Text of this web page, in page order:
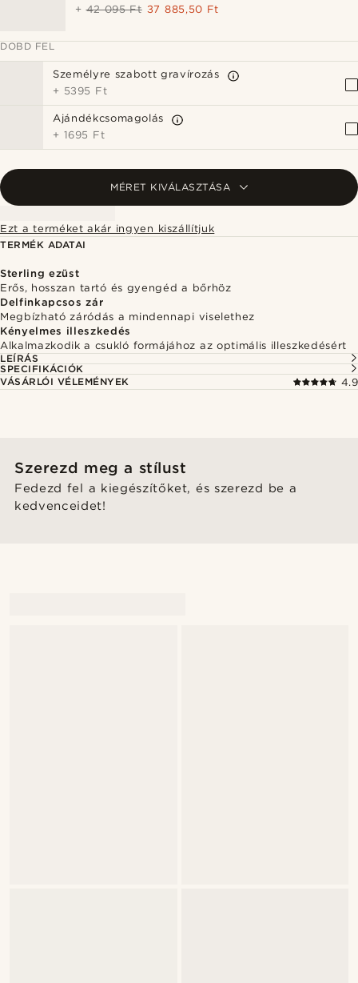
+42 095 Ft 37 885,50 Ft
DOBD FEL
Személyre szabott gravírozás
+ 5395 Ft
Ajándékcsomagolás
+ 1695 Ft
MÉRET KIVÁLASZTÁSA
Ezt a terméket akár ingyen kiszállítjuk
TERMÉK ADATAI
Sterling ezüst
Erős, hosszan tartó és gyengéd a bőrhöz
Delfinkapcsos zár
Megbízható záródás a mindennapi viselethez
Kényelmes illeszkedés
Alkalmazkodik a csukló formájához az optimális illeszkedésért
LEÍRÁS
SPECIFIKÁCIÓK
VÁSÁRLÓI VÉLEMÉNYEK
4.9
Szerezd meg a stílust
Fedezd fel a kiegészítőket, és szerezd be a
kedvenceidet!